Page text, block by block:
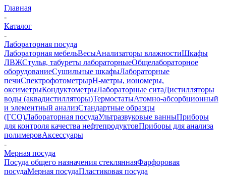
Главная
-
Каталог
-
Лабораторная посуда
Лабораторная мебельВесыАнализаторы влажностиШкафы
ЛВЖСтулья, табуреты лабораторныеОбщелабораторное
оборудованиеСушильные шкафыЛабораторные
печиСпектрофотометрыpH-метры, иономеры,
оксиметрыКондуктометрыЛабораторные ситаДистилляторы
воды (аквадистилляторы)ТермостатыАтомно-абсорбционный
и элементный анализСтандартные образцы
(ГСО)Лабораторная посудаУльтразвуковые ванныПриборы
для контроля качества нефтепродуктовПриборы для анализа
полимеровАксессуары
-
Мерная посуда
Посуда общего назначения стекляннаяФарфоровая
посудаМерная посудаПластиковая посуда